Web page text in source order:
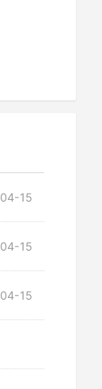
04-15
04-15
04-15